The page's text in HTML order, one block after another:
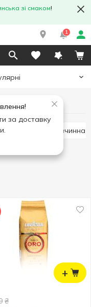
зі смаком!
1
за доставку
Кава розчинна
+
₴